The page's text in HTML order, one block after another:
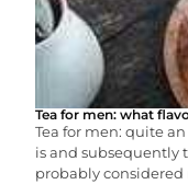
Tea for men: what
Tea for men: quite
is and subsequently
probably considered